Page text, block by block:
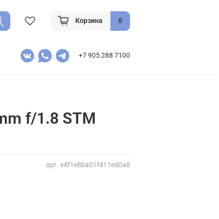
Корзина 0
+7 905 288 7100
арт. e4f1e8ba01f411ed0a8
f/1.8 STM